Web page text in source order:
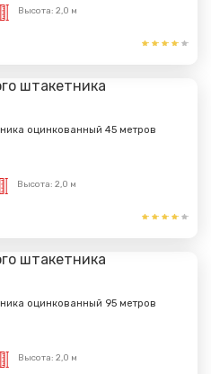
Высота: 2,0 м
оцинкованный 45 метров
Высота: 2,0 м
оцинкованный 95 метров
Высота: 2,0 м